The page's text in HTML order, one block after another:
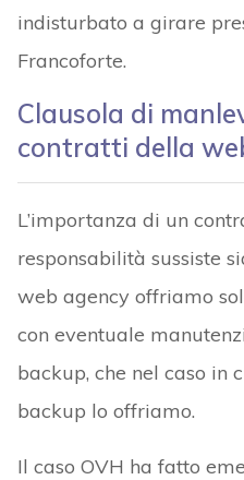
indisturbato a girare
Francoforte.
Clausola di
contratti della
L’importanza di un
responsabilità sussiste
web agency offriamo
con eventuale
backup, che nel caso in
backup lo offriamo.
Il caso OVH ha fatto